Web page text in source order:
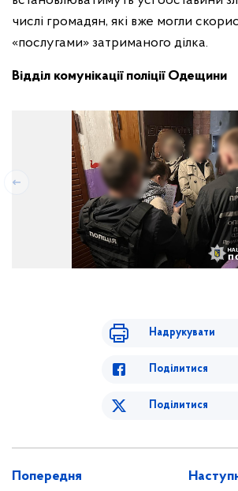
числі громадян, які вже могли
«послугами» затриманого ділка.
Відділ комунікації поліції Одещини
Надрукувати
Поділитися
Поділитися
Попередня